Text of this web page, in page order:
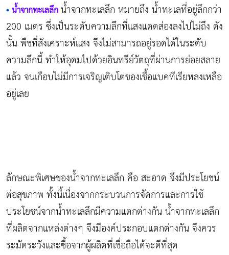
• น้ำจากทะเลลึกน้ำจากทะเลลึก หมายถึง น้ำทะเลที่อยู่ลึกกว่า
200 เมตร ซึ่งเป็นระดับความลึกที่แสงแดดส่องลงไปไม่ถึง ดัง
นั้น พืชที่สังเคราะห์แสง จึงไม่สามารถอยู่รอดได้ในระดับ
ความลึกนี้ ทำให้อุดมไปด้วยอินทรีย์วัตถุที่ผ่านการย่อยสลาย
แล้ว จนเกือบไม่มีการเจริญเติบโตของเชื้อแบคทีเรียหลงเหลือ
อยู่เลย
ลักษณะพิเศษของน้ำจากทะเลลึก คือ สะอาด จึงมีประโยชน์
ต่อสุขภาพ ทั้งนี้เนื่องจากกระบวนการจัดการและการใช้
ประโยชน์จากน้ำทะเลลึกมีความแตกต่างกัน น้ำจากทะเลลึก
ที่ผลิตจากแหล่งต่างๆ จึงมีองค์ประกอบแตกต่างกัน จึงควร
ระมัดระวังและซื้อจากผู้ผลิตที่เชื่อถือได้จะดีที่สุด